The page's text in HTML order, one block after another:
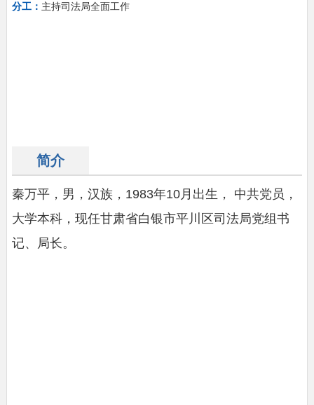
分工： 主持司法局全面工作
简介
秦万平，男，汉族， 1983年10月出生，
中共党员，
大学本科， 现任甘肃省白银市平川区司法局党组书
记、局长。